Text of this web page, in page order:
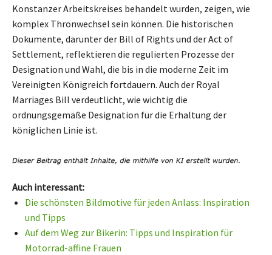
Konstanzer Arbeitskreises behandelt wurden, zeigen, wie
komplex Thronwechsel sein können. Die historischen
Dokumente, darunter der Bill of Rights und der Act of
Settlement, reflektieren die regulierten Prozesse der
Designation und Wahl, die bis in die moderne Zeit im
Vereinigten Königreich fortdauern. Auch der Royal
Marriages Bill verdeutlicht, wie wichtig die
ordnungsgemäße Designation für die Erhaltung der
königlichen Linie ist.
Auch interessant:
Die schönsten Bildmotive für jeden Anlass: Inspiration
und Tipps
Auf dem Weg zur Bikerin: Tipps und Inspiration für
Motorrad-affine Frauen